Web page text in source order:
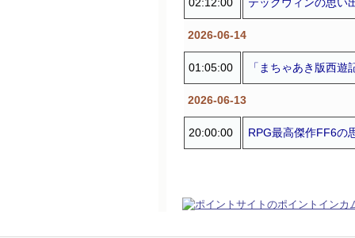
2026-06-14
01:05:00 「まちゃあき版西
2026-06-13
20:00:00 RPG最高傑作FF6の